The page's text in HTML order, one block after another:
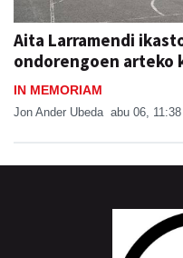
Aita Larramendi
ondorengoen arteko
IN MEMORIAM
Jon Ander Ubeda abu 06, 11:38